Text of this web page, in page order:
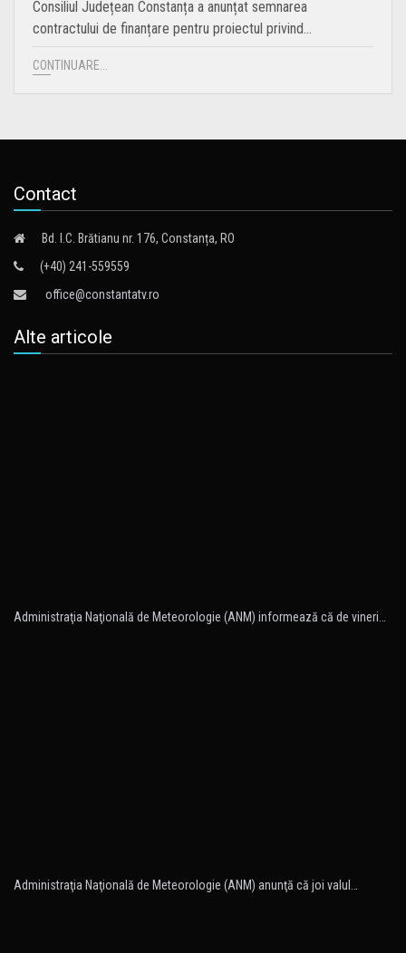
Consiliul Județean Constanța a anunțat semnarea
contractului de finanțare pentru proiectul privind…
CONTINUARE...
Contact
Bd. I.C. Brătianu nr. 176, Constanța, RO
(+40) 241-559559
office@constantatv.ro
Alte articole
Administraţia Naţională de Meteorologie (ANM) informează că de vineri…
Administraţia Naţională de Meteorologie (ANM) anunţă că joi valul…